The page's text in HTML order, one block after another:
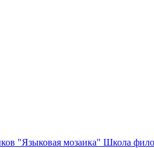
"Языковая мозаика" Школа